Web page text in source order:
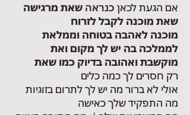
אם הגעת לכאן כנראה שאת מרגישה
שאת מוכנה לקבל לזרוח
מוכנה לאהבה בטוחה וממלאת
לממלכה בה יש לך מקום ואת
מוקשבת ואהובה בדיוק כמו שאת
רק חסרים לך כמה כלים
אולי לא ברור מה יש לך לתרום בזוגיות
מה התפקיד שלך כאישה